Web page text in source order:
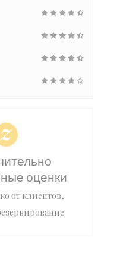
оценки
от клиентов,